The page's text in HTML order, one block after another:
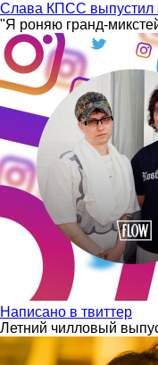
Слава КПСС выпустил
"Я роняю гранд-
Написано в твиттер
Летний чилловый